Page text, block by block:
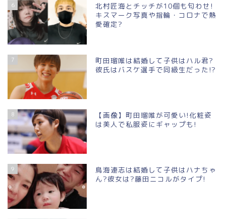
6
北村匠海とチッチが10個も匂わせ!
キスマーク写真や指輪・コロナで熱
愛確定?
7
町田瑠唯は結婚して子供はハル君?
彼氏はバスケ選手で同級生だった!?
8
【画像】町田瑠唯が可愛い!化粧姿
は美人で私服姿にギャップも!
9
鳥海連志は結婚して子供はハナちゃ
ん?彼女は?藤田ニコルがタイプ!